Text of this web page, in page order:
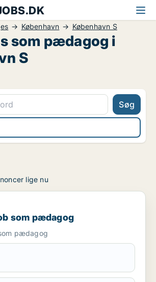
København København S
som pædagog i
S
Søg
lige nu
pædagog
som pædagog
pædagog